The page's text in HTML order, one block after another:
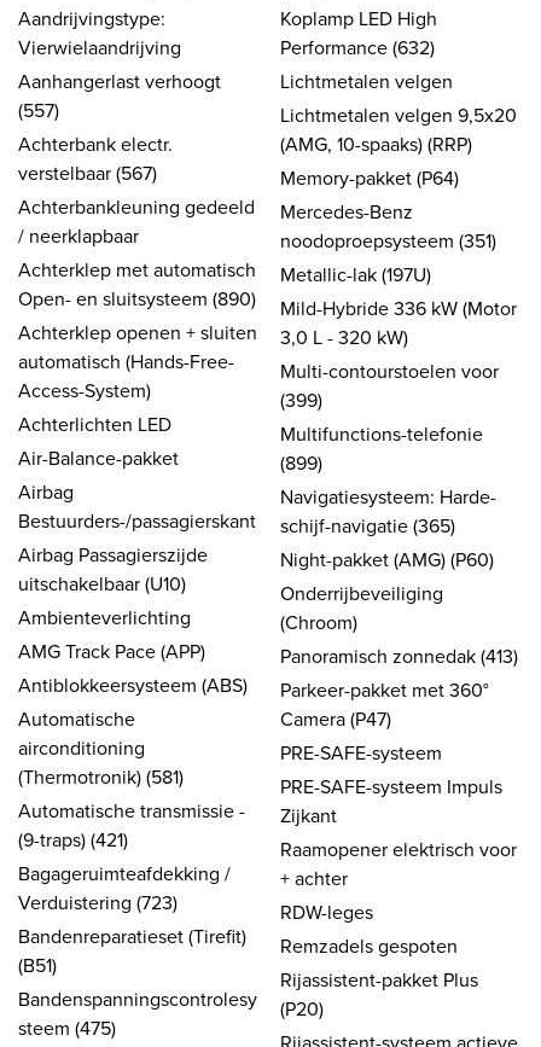
Aandrijvingstype:
Vierwielaandrijving
Aanhangerlast verhoogt
(557)
Achterbank electr.
verstelbaar (567)
Achterbankleuning gedeeld
/ neerklapbaar
Achterklep met automatisch
Open- en sluitsysteem (890)
Achterklep openen + sluiten
automatisch (Hands-Free-
Access-System)
Achterlichten LED
Air-Balance-pakket
Airbag
Bestuurders-/passagierskant
Airbag Passagierszijde
uitschakelbaar (U10)
Ambienteverlichting
AMG Track Pace (APP)
Antiblokkeersysteem (ABS)
Automatische
airconditioning
(Thermotronik) (581)
Automatische transmissie -
(9-traps) (421)
Bagageruimteafdekking /
Verduistering (723)
Bandenreparatieset (Tirefit)
(B51)
Bandenspanningscontrolesy
steem (475)
Koplamp LED High
Performance (632)
Lichtmetalen velgen
Lichtmetalen velgen 9,5x20
(AMG, 10-spaaks) (RRP)
Memory-pakket (P64)
Mercedes-Benz
noodoproepsysteem (351)
Metallic-lak (197U)
Mild-Hybride 336 kW (Motor
3,0 L - 320 kW)
Multi-contourstoelen voor
(399)
Multifunctions-telefonie
(899)
Navigatiesysteem: Harde-
schijf-navigatie (365)
Night-pakket (AMG) (P60)
Onderrijbeveiliging
(Chroom)
Panoramisch zonnedak (413)
Parkeer-pakket met 360°
Camera (P47)
PRE-SAFE-systeem
PRE-SAFE-systeem Impuls
Zijkant
Raamopener elektrisch voor
+ achter
RDW-leges
Remzadels gespoten
Rijassistent-pakket Plus
(P20)